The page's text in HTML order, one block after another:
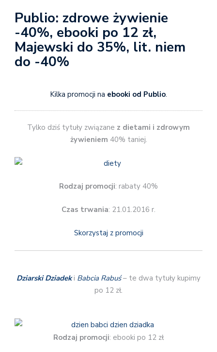
Publio: zdrowe żywienie
-40%, ebooki po 12 zł,
Majewski do 35%, lit. niem
do -40%
Kilka promocji na ebooki od Publio.
Tylko dziś tytuły związane z dietami i zdrowym
żywieniem 40% taniej.
Rodzaj promocji: rabaty 40%
Czas trwania: 21.01.2016 r.
Skorzystaj z promocji
Dziarski Dziadeki Babcia Rabuś– te dwa tytuły kupimy
po 12 zł.
Rodzaj promocji: ebooki po 12 zł